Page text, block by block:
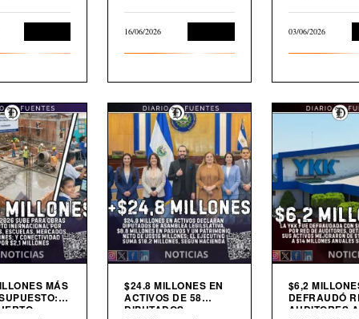
16/06/2026 03/06/2026
MÁS
$24.8 MILLONES EN
ACTIVOS DE 58
DIPUTADOS
$6,2
DEFRAUDÓ
AUDITORES